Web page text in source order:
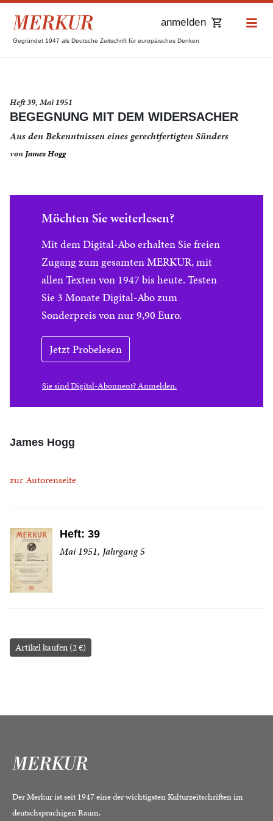
Gegründet 1947 als Deutsche Zeitschrift für europäisches Denken
anmelden
Heft 39, Mai 1951
BEGEGNUNG MIT DEM WIDERSACHER
Aus den Bekenntnissen eines gerechtfertigten Sünders
von James Hogg
Möchten Sie weiterlesen?
Mit dem Digital-Abo erhalten Sie freien
Zugang zum gesamten MERKUR, mit
allen Texten von 1947 bis heute. Testen
Sie 3 Monate Digital-Abo zum
Sonderpreis von nur 9,90 Euro.
Jetzt Probelesen
Sie sind Digital-Abonnent? Anmelden.
James Hogg
zur Autorenseite
Heft: 39
Mai 1951, Jahrgang 5
Artikel kaufen (2 €)
Der Merkur ist seit 1947 eine der wichtigsten Kulturzeitschriften im
deutschsprachigen Raum.